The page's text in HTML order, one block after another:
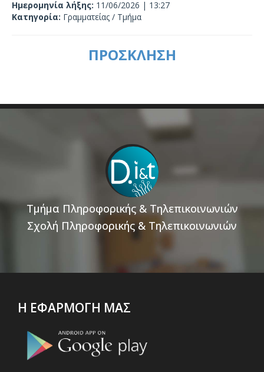
Ημερομηνία λήξης: 11/06/2026 | 13:27
Κατηγορία: Γραμματείας / Τμήμα
ΠΡΟΣΚΛΗΣΗ
Τμήμα Πληροφορικής & Τηλεπικοινωνιών
Σχολή Πληροφορικής & Τηλεπικοινωνιών
Η ΕΦΑΡΜΟΓΗ ΜΑΣ